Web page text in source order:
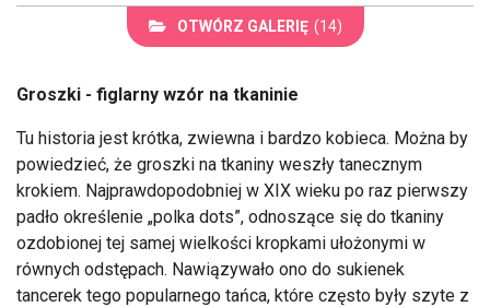
OTWÓRZ GALERIĘ (14)
Groszki - figlarny wzór na tkaninie
Tu historia jest krótka, zwiewna i bardzo kobieca. Można by
powiedzieć, że groszki na tkaniny weszły tanecznym
krokiem. Najprawdopodobniej w XIX wieku po raz pierwszy
padło określenie „polka dots”, odnoszące się do tkaniny
ozdobionej tej samej wielkości kropkami ułożonymi w
równych odstępach. Nawiązywało ono do sukienek
tancerek tego popularnego tańca, które często były szyte z